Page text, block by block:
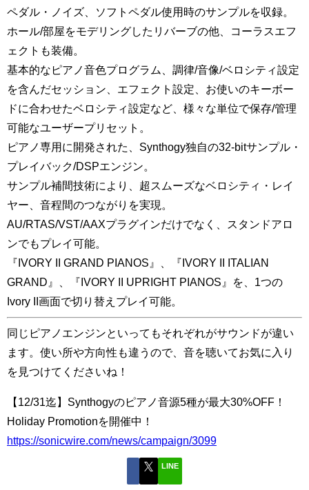
ペダル・ノイズ、ソフトペダル使用時のサンプルを収録。
ホール/部屋をモデリングしたリバーブの他、コーラスエフ
ェクトも装備。
基本的なピアノ音色プログラム、調律/音像/ベロシティ設定
を含んだセッション、エフェクト設定、お使いのキーボー
ドに合わせたベロシティ設定など、様々な単位で保存/管理
可能なユーザープリセット。
ピアノ専用に開発された、Synthogy独自の32-bitサンプル・
プレイバック/DSPエンジン。
サンプル補間技術により、超スムーズなベロシティ・レイ
ヤー、音程間のつながりを実現。
AU/RTAS/VST/AAXプラグインだけでなく、スタンドアロ
ンでもプレイ可能。
『IVORY II GRAND PIANOS』、『IVORY II ITALIAN
GRAND』、『IVORY II UPRIGHT PIANOS』を、1つの
Ivory II画面で切り替えプレイ可能。
同じピアノエンジンといってもそれぞれがサウンドが違い
ます。使い所や方向性も違うので、音を聴いてお気に入り
を見つけてくださいね！
【12/31迄】Synthogyのピアノ音源5種が最大30%OFF！
Holiday Promotionを開催中！
https://sonicwire.com/news/campaign/3099
LINE